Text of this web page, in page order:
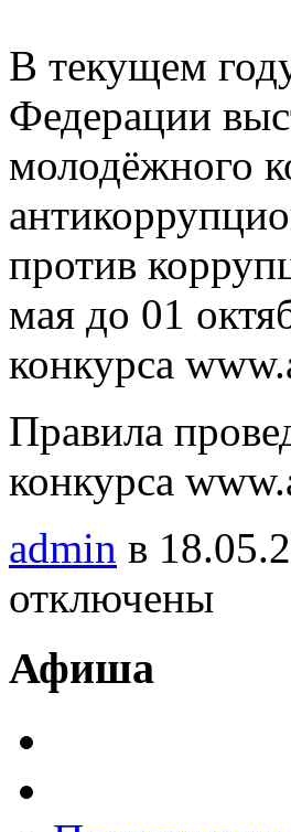
В текущем
Федерации
молодёжного
против
мая до 01
конкурса
Правила
конкурса
admin в
отключены
Афиша